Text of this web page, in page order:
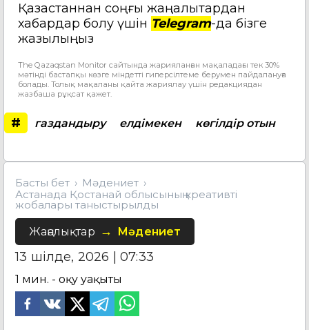
Қазақстаннан соңғы жаңалықтардан
хабардар болу үшін Telegram-да бізге
жазылыңыз
The Qazaqstan Monitor сайтында жарияланған мақаладағы тек 30%
мәтінді бастапқы көзге міндетті гиперсілтеме берумен пайдалануға
болады. Толық мақаланы қайта жариялау үшін редакциядан
жазбаша рұқсат қажет.
# газдандыру елдімекен көгілдір отын
Басты бет
Мәдениет
Астанада Қостанай облысының креативті
жобалары таныстырылды
Жаңалықтар Мәдениет
13 шілде, 2026 | 07:33
1 мин. - оқу уақыты